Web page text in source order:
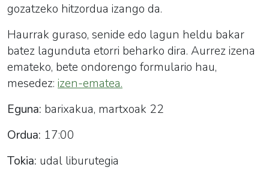
gozatzeko hitzordua izango da.
Haurrak guraso, senide edo lagun heldu bakar
batez lagunduta etorri beharko dira. Aurrez izena
emateko, bete ondorengo formulario hau,
mesedez: izen-ematea.
Eguna: barixakua, martxoak 22
Ordua: 17:00
Tokia: udal liburutegia